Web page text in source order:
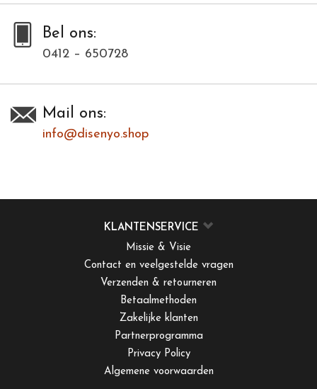
Bel ons:
0412 – 650728
Mail ons:
info@disenyo.shop
KLANTENSERVICE
Missie & Visie
Contact en veelgestelde vragen
Verzenden & retourneren
Betaalmethoden
Zakelijke klanten
Partnerprogramma
Privacy Policy
Algemene voorwaarden